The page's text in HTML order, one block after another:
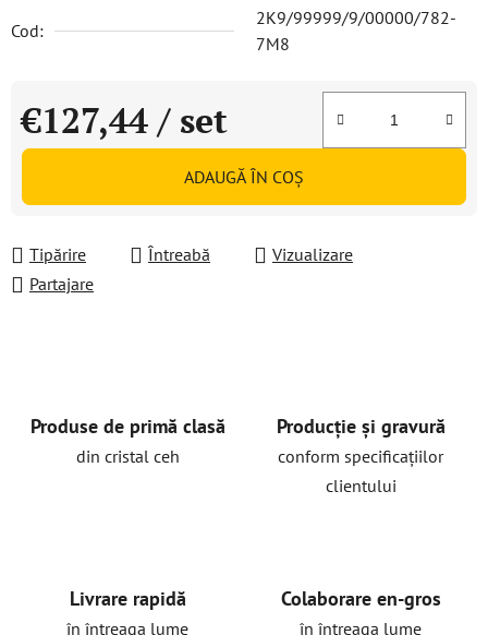
Cod:
2K9/99999/9/00000/782-
7M8
€127,44 / set
Evaluare preţ:
ADAUGĂ ÎN COŞ
Tipărire Întreabă
Vizualizare
Partajare
Produse de primă clasă
din cristal ceh
Producție și gravură
conform specificațiilor
clientului
Livrare rapidă
în întreaga lume
Colaborare en-gros
în întreaga lume